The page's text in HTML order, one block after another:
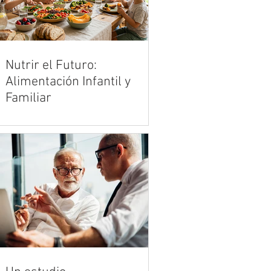
Nutrir el Futuro:
Alimentación Infantil y
Familiar
ultraprocesados es uno de los
mayores desafíos de la crianza
moderna. Vivimos en un entorno
acelerado donde la publicidad y la
comodidad de la comida rápida
compiten de manera desleal con la
cocina tradicional y los alimentos
reales. Sin embargo, en medio de
esta marea de opciones
industrializadas, el hogar sigue